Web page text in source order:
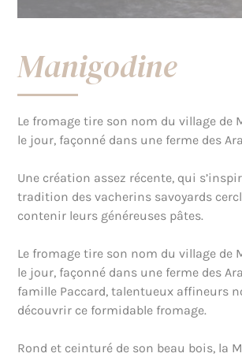
Manigodine
Le fromage tire son nom du village de
le jour, façonné dans une ferme des
Une création assez récente, qui
tradition des vacherins savoyards
contenir leurs généreuses pâtes.
Le fromage tire son nom du village de
le jour, façonné dans une ferme des
famille Paccard, talentueux affineurs
découvrir ce formidable fromage.
Rond et ceinturé de son beau bois, la